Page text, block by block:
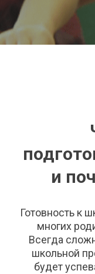
и
Готовность к
многих
Всегда
школьной
будет